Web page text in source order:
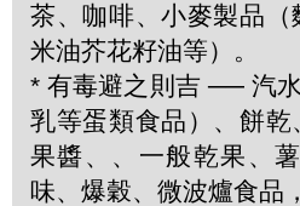
茶、咖啡、小麥製品
米油芥花籽油等）。
* 有毒避之則吉 ── 汽
乳等蛋類食品）、餅
果醬、、一般乾果、
味、爆穀、微波爐食品